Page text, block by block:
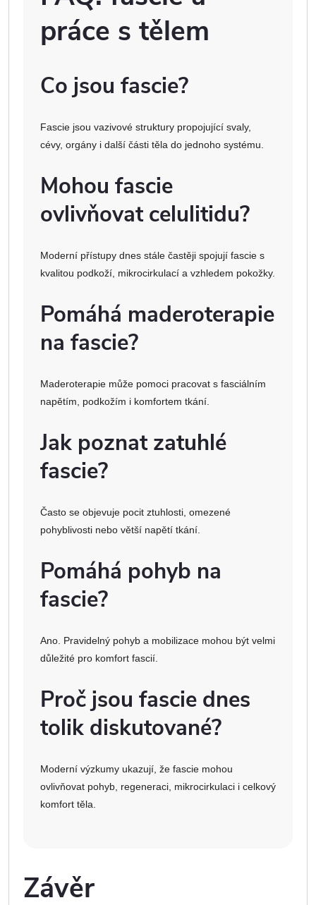
práce s tělem
Co jsou fascie?
Fascie jsou vazivové struktury propojující svaly,
cévy, orgány i další části těla do jednoho systému.
Mohou fascie
ovlivňovat celulitidu?
Moderní přístupy dnes stále častěji spojují fascie s
kvalitou podkoží, mikrocirkulací a vzhledem pokožky.
Pomáhá maderoterapie
na fascie?
Maderoterapie může pomoci pracovat s fasciálním
napětím, podkožím i komfortem tkání.
Jak poznat zatuhlé
fascie?
Často se objevuje pocit ztuhlosti, omezené
pohyblivosti nebo větší napětí tkání.
Pomáhá pohyb na
fascie?
Ano. Pravidelný pohyb a mobilizace mohou být velmi
důležité pro komfort fascií.
Proč jsou fascie dnes
tolik diskutované?
Moderní výzkumy ukazují, že fascie mohou
ovlivňovat pohyb, regeneraci, mikrocirkulaci i celkový
komfort těla.
Závěr